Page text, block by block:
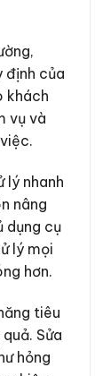
định của
khách
vụ và
lý nhanh
nâng
dụng cụ
lý mọi
hơn.
tiêu
Sửa
hỏng